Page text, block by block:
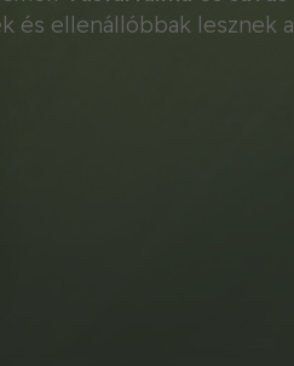
és ellenállóbbak lesznek a